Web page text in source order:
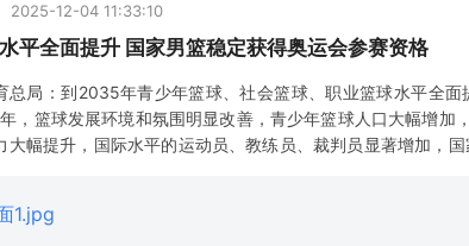
2025-12-04 11:33:10
平全面提升 国家男篮稳定获得奥运会参赛资格
总局：到2035年青少年篮球、社会篮球、职业篮球水平全
，篮球发展环境和氛围明显改善，青少年篮球人口大幅增加
大幅提升，国际水平的运动员、教练员、裁判员显著增加，
1.jpg